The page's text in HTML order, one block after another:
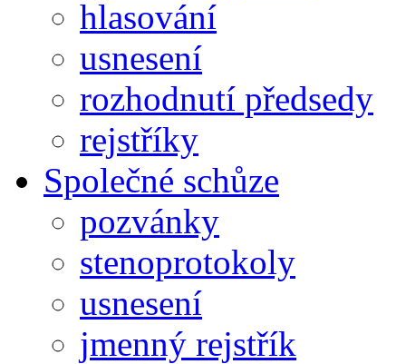
hlasování
usnesení
rozhodnutí předsedy
rejstříky
Společné schůze
pozvánky
stenoprotokoly
usnesení
jmenný rejstřík